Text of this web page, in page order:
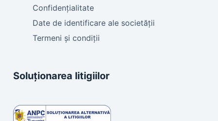
Confidențialitate
Date de identificare ale societății
Termeni și condiții
Soluționarea litigiilor